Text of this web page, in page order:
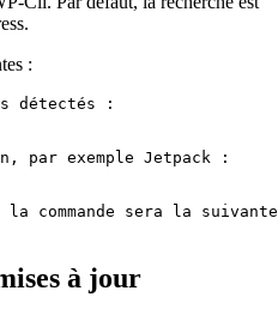
:
détectés :
par exemple Jetpack :
commande sera la
à jour